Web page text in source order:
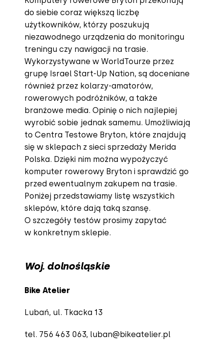
do siebie coraz większą liczbę
użytkowników, którzy poszukują
niezawodnego urządzenia do monitoringu
treningu czy nawigacji na trasie.
Wykorzystywane w WorldTourze przez
grupę Israel Start-Up Nation, są doceniane
również przez kolarzy-amatorów,
rowerowych podróżników, a także
branżowe media. Opinię o nich najlepiej
wyrobić sobie jednak samemu. Umożliwiają
to Centra Testowe Bryton, które znajdują
się w sklepach z sieci sprzedaży Merida
Polska. Dzięki nim można wypożyczyć
komputer rowerowy Bryton i sprawdzić go
przed ewentualnym zakupem na trasie.
Poniżej przedstawiamy listę wszystkich
sklepów, które dają taką szansę.
O szczegóły testów prosimy zapytać
w konkretnym sklepie.
Woj. dolnośląskie
Bike Atelier
Lubań, ul. Tkacka 13
tel. 756 463 063, luban@bikeatelier.pl